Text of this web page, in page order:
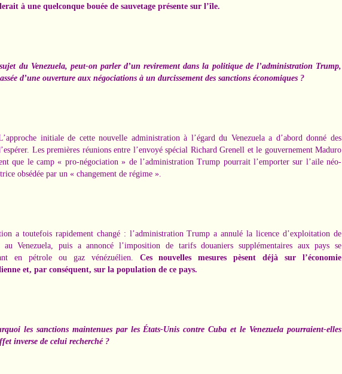
à une quelconque bouée de sauvetage présente sur l’île.
du Venezuela, peut-on parler d’un revirement dans la politique de l’administration Trump,
d’une ouverture aux négociations à un durcissement des sanctions économiques ?
initiale de cette nouvelle administration à l’égard du Venezuela a d’abord donné des
Les premières réunions entre l’envoyé spécial Richard Grenell et le gouvernement Maduro
que le camp « pro-négociation » de l’administration Trump pourrait l’emporter sur l’aile néo-
obsédée par un « changement de régime ».
a toutefois rapidement changé: l’administration Trump a annulé la licence d’exploitation de
au Venezuela, puis a annoncé l’imposition de tarifs douaniers supplémentaires aux pays se
en pétrole ou gaz vénézuélien. Ces nouvelles mesurespèsent déjà sur l’économie
et, par conséquent, sur la population de ce pays.
les sanctions maintenues par les États-Unis contre Cuba et le Venezuela pourraient-elles
inverse de celui recherché ?